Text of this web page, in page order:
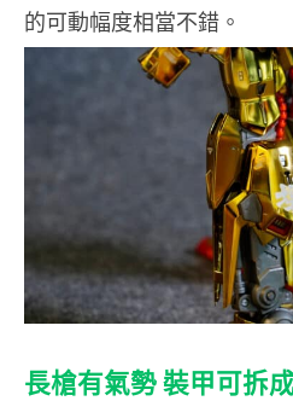
的可動幅度相當不錯。
長槍有氣勢 裝甲可拆